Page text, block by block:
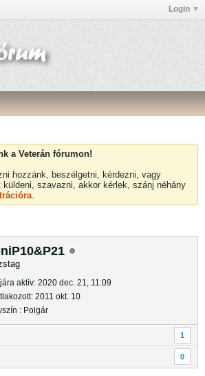
Login
a Veterán fórumon!
hozzánk, beszélgetni, kérdezni, vagy
szavazni, akkor kérlek, szánj néhány
.
aktív: 2020 dec. 21, 11:09
2011 okt. 10
: Polgár
1
0